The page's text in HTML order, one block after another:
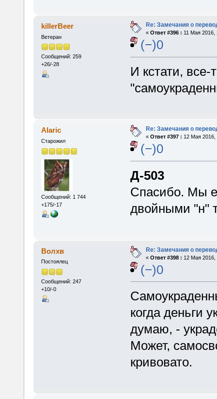
killerBeer
Ветеран
Сообщений: 259
+26/-28
Re: Замечания о
« Ответ #396 : 11 Мая 2016,
(−)0
И кстати, все-
Alaric
Старожил
Сообщений: 1 744
+175/-17
Re: Замечания о
« Ответ #397 : 12 Мая 2016,
(−)0
Д-503
Спасибо. Мы
двойными "н"
Волхв
Постоялец
Сообщений: 247
+10/-0
Re: Замечания о
« Ответ #398 : 12 Мая 2016,
(−)0
когда деньги
думаю, -
Может,
кривовато.